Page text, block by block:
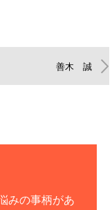
善木 誠
みの事柄があ